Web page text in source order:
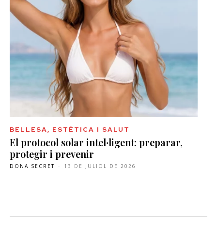
BELLESA, ESTÈTICA I SALUT
El protocol solar intel·ligent: preparar,
protegir i prevenir
DONA SECRET - 13 DE JULIOL DE 2026